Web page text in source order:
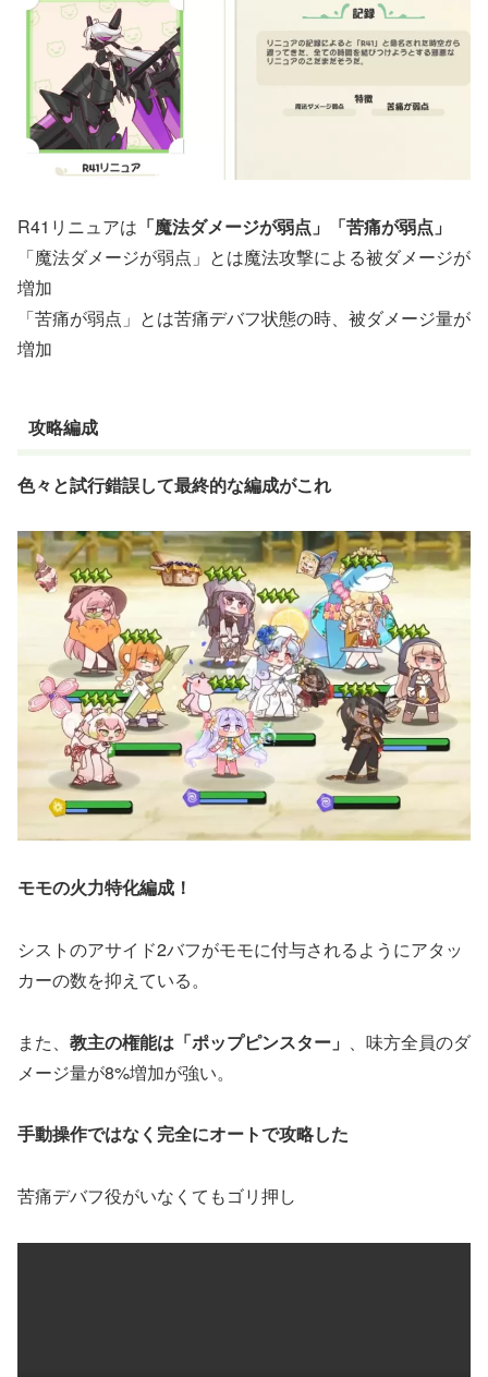
R41リニュアは 「魔法ダメージが弱点」「苦痛が弱点」
「魔法ダメージが弱点」とは魔法攻撃による被ダメージが
増加
「苦痛が弱点」とは苦痛デバフ状態の時、被ダメージ量が
増加
攻略編成
色々と試行錯誤して最終的な編成がこれ
モモの火力特化編成！
シストのアサイド2バフがモモに付与されるようにアタッ
カーの数を抑えている。
また、 教主の権能は「ポップピンスター」
、味方全員のダ
メージ量が8%増加が強い。
手動操作ではなく完全にオートで攻略した
苦痛デバフ役がいなくてもゴリ押し